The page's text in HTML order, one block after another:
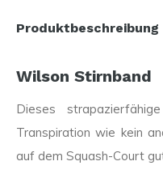
Produktbeschreibung
Wilson Stirnband
Dieses
Transpiration wie kein
auf dem Squash-Court